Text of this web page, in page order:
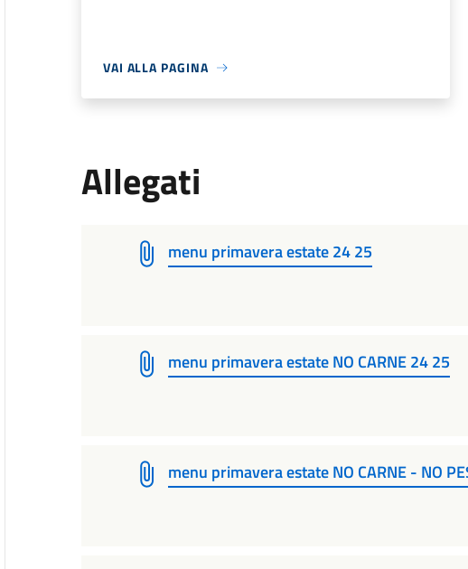
VAI ALLA PAGINA
Allegati
menu primavera estate 24 25
menu primavera estate NO CARNE 24 25
menu primavera estate NO CARNE - NO